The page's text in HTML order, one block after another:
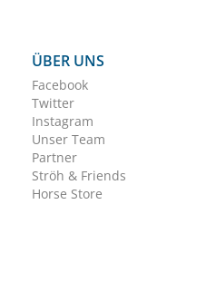
ÜBER UNS
Facebook
Twitter
Instagram
Unser Team
Partner
Ströh & Friends
Horse Store